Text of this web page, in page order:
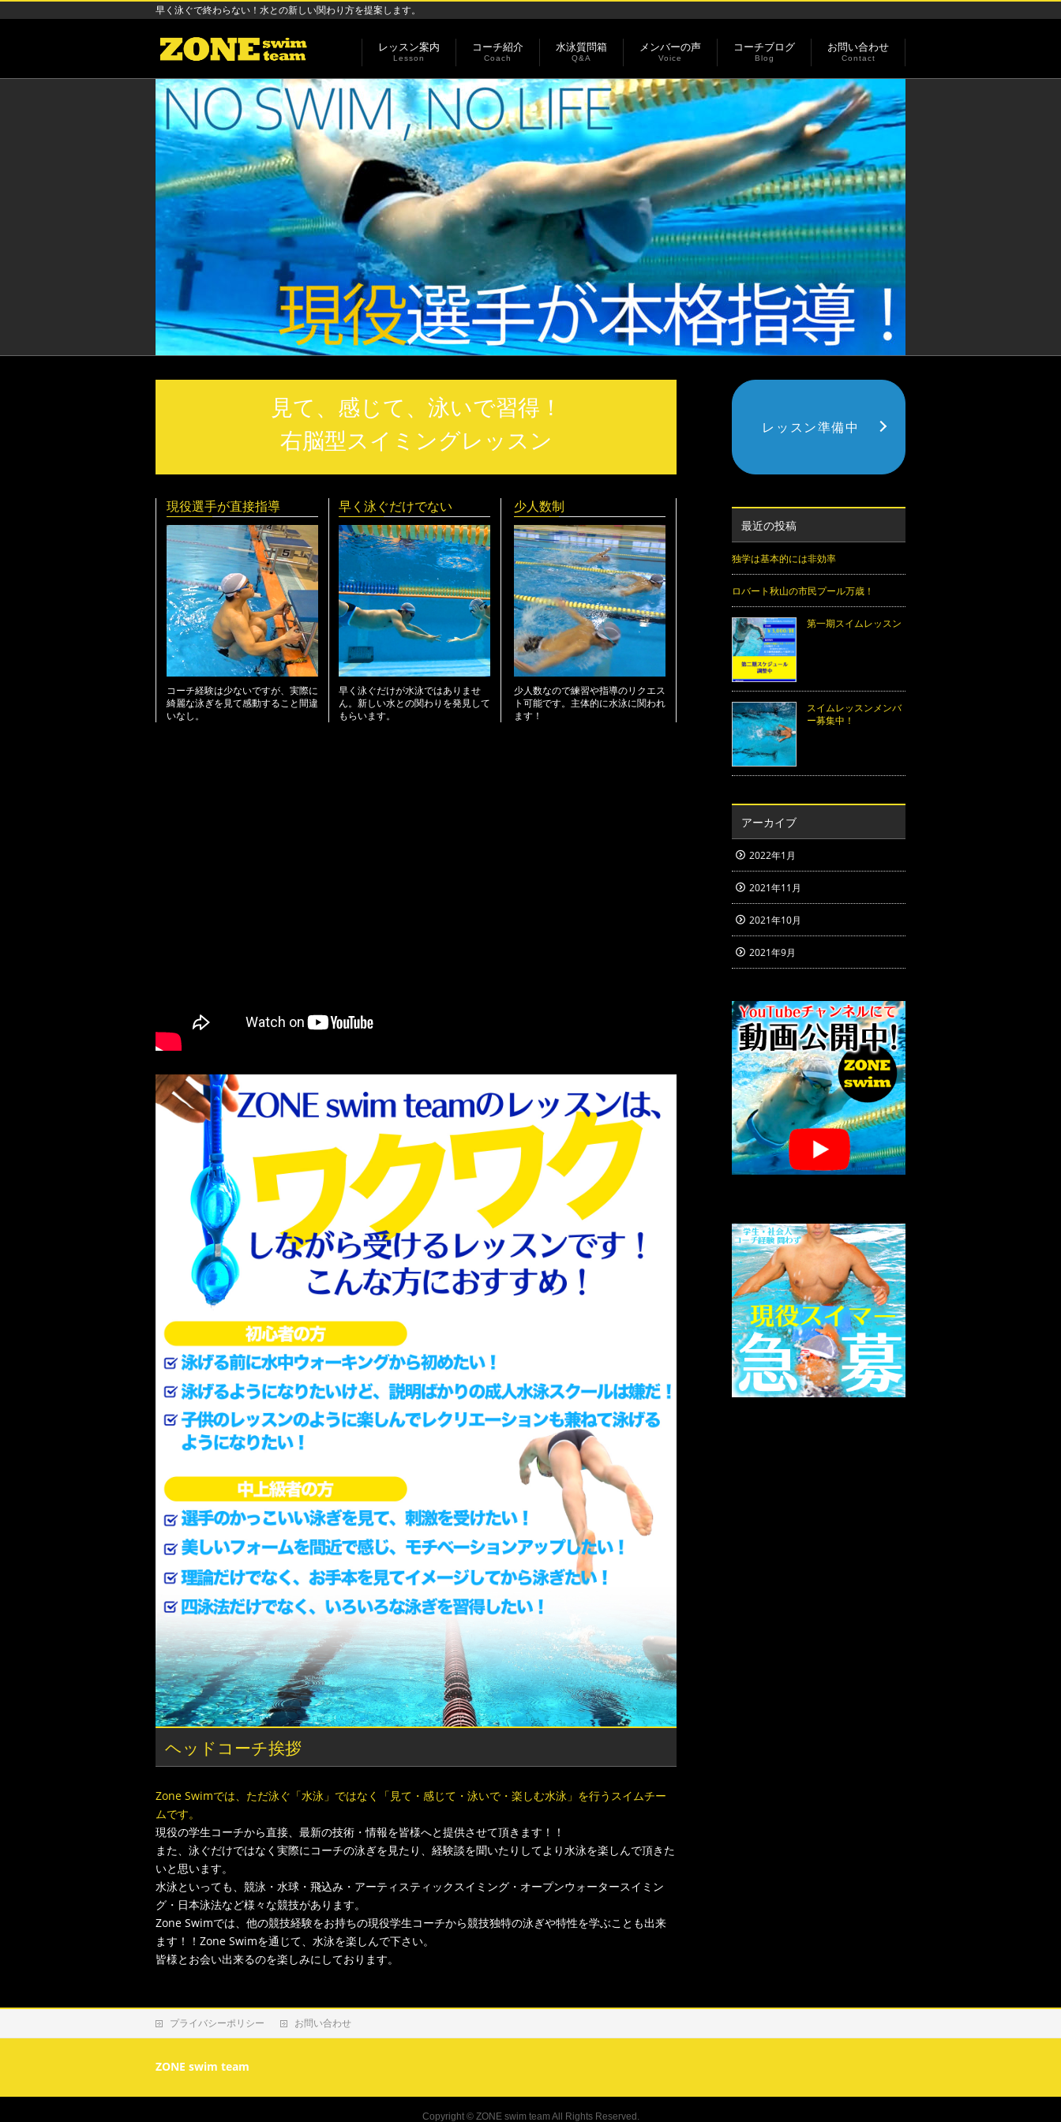
早く泳ぐで終わらない！水との新しい関わり方を提案します。
レッスン案内
Lesson
コーチ紹介
Coach
水泳質問箱
Q&A
メンバーの声
Voice
コーチブログ
Blog
お問い合わせ
Contact
見て、感じて、泳いで習得！
右脳型スイミングレッスン
現役選手が直接指導
コーチ経験は少ないですが、実際に
綺麗な泳ぎを見て感動すること間違
いなし。
早く泳ぐだけでない
早く泳ぐだけが水泳ではありませ
ん。新しい水との関わりを発見して
もらいます。
少人数制
少人数なので練習や指導のリクエス
ト可能です。主体的に水泳に関われ
ます！
ヘッドコーチ挨拶
Zone Swimでは、ただ泳ぐ「水泳」ではなく「見て・感じて・泳いで・楽しむ水泳」を行うスイムチー
ムです。
現役の学生コーチから直接、最新の技術・情報を皆様へと提供させて頂きます！！
また、泳ぐだけではなく実際にコーチの泳ぎを見たり、経験談を聞いたりしてより水泳を楽しんで頂きた
いと思います。
水泳といっても、競泳・水球・飛込み・アーティスティックスイミング・オープンウォータースイミン
グ・日本泳法など様々な競技があります。
Zone Swimでは、他の競技経験をお持ちの現役学生コーチから競技独特の泳ぎや特性を学ぶことも出来
ます！！Zone Swimを通じて、水泳を楽しんで下さい。
皆様とお会い出来るのを楽しみにしております。
レッスン準備中
最近の投稿
独学は基本的には非効率
ロバート秋山の市民プール万歳！
第一期スイムレッスン
スイムレッスンメンバ
ー募集中！
アーカイブ
2022年1月
2021年11月
2021年10月
2021年9月
プライバシーポリシー お問い合わせ
ZONE swim team
Copyright © ZONE swim team All Rights Reserved.